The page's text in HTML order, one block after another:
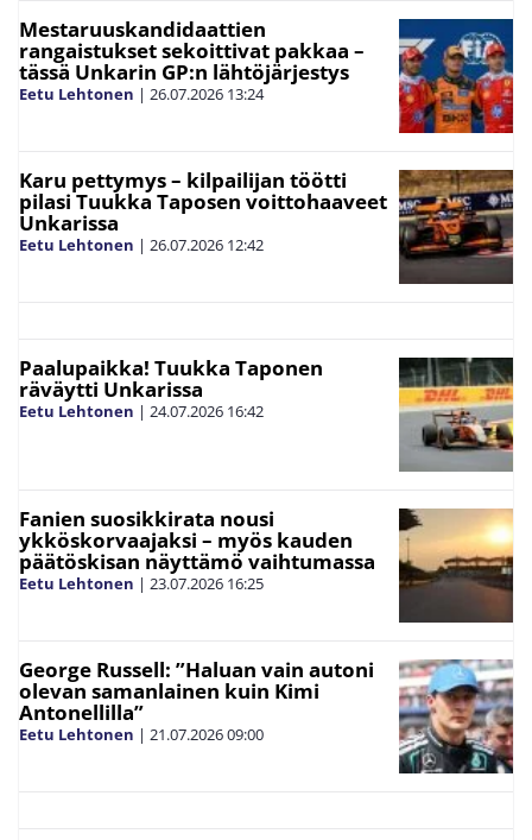
Mestaruuskandidaattien
rangaistukset sekoittivat pakkaa –
tässä Unkarin GP:n lähtöjärjestys
Eetu Lehtonen | 26.07.2026 13:24
Karu pettymys – kilpailijan töötti
pilasi Tuukka Taposen voittohaaveet
Unkarissa
Eetu Lehtonen | 26.07.2026 12:42
Paalupaikka! Tuukka Taponen
räväytti Unkarissa
Eetu Lehtonen | 24.07.2026 16:42
Fanien suosikkirata nousi
ykköskorvaajaksi – myös kauden
päätöskisan näyttämö vaihtumassa
Eetu Lehtonen | 23.07.2026 16:25
George Russell: ”Haluan vain autoni
olevan samanlainen kuin Kimi
Antonellilla”
Eetu Lehtonen | 21.07.202609:00